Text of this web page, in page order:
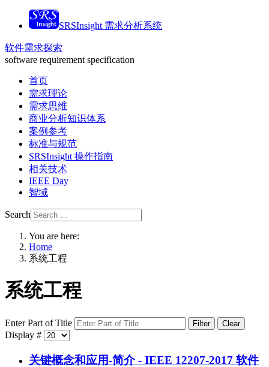
SRSInsight 需求分析系统
软件需求探索
software requirement specification
首页
需求理论
需求思维
商业分析知识体系
案例参考
标准与规范
SRSInsight 操作指南
相关技术
IEEE Day
智域
Search
You are here:
Home
系统工程
系统工程
Enter Part of Title Filter Clear
Display #
关键概念和应用-简介 - IEEE 12207-2017 软件